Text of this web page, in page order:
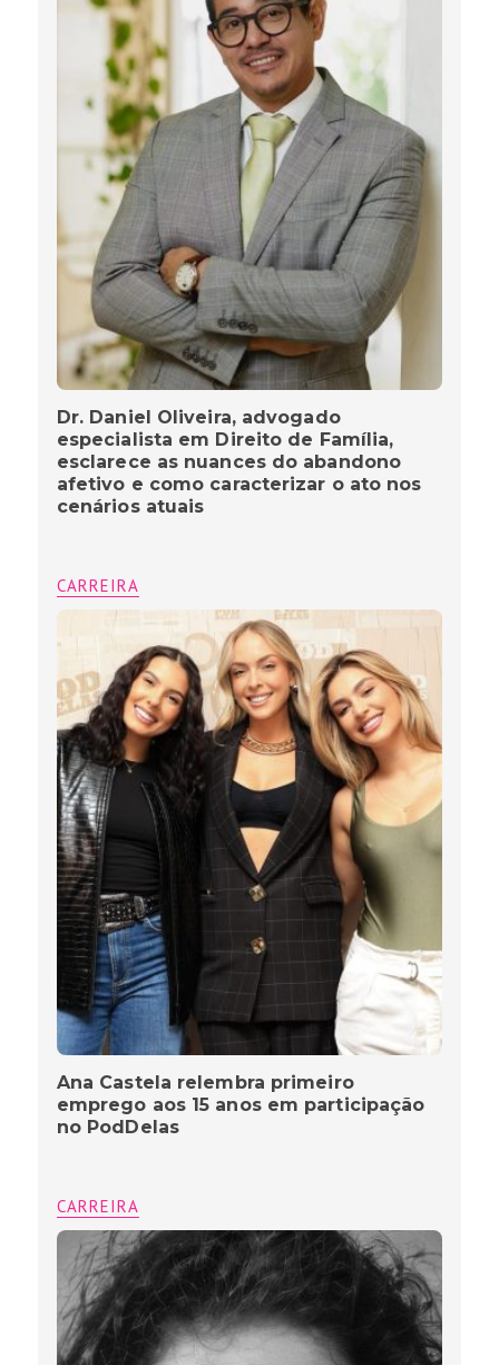
Dr. Daniel Oliveira, advogado
especialista em Direito de Família,
esclarece as nuances do abandono
afetivo e como caracterizar o ato nos
cenários atuais
CARREIRA
Ana Castela relembra primeiro
emprego aos 15 anos em participação
no PodDelas
CARREIRA